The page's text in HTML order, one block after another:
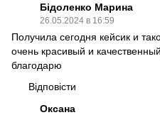
Бідоленко Марина
26.05.2024 в 16:59
Получила сегодня кейсик и
очень красивый и
благодарю
Відповісти
Оксана